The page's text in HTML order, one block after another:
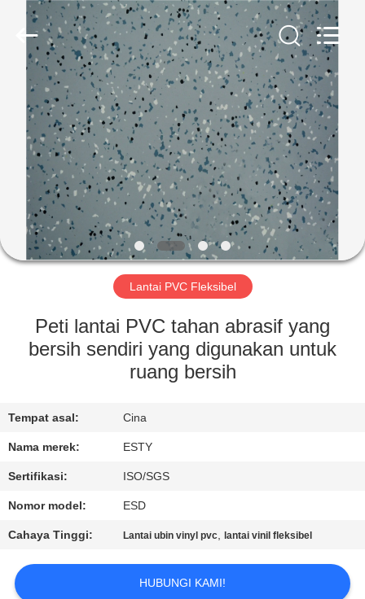
RUMAH
PRODUK
TAMPILAN
VR
TENTANG
WISATA
KONTROL
KUALITAS
HUBUNGI
KAMI
BERITA
BUILDING
MATERIALS
CO.,LTD.
Reserved.
Developed
Lantai PVC Fleksibel
Peti lantai PVC tahan abrasif yang
bersih sendiri yang digunakan untuk
ruang bersih
Tempat asal: Cina
Nama merek: ESTY
Sertifikasi: ISO/SGS
Nomor model: ESD
Cahaya Tinggi: Lantai ubin vinyl pvc, lantai vinil fleksibel
HUBUNGI KAMI!